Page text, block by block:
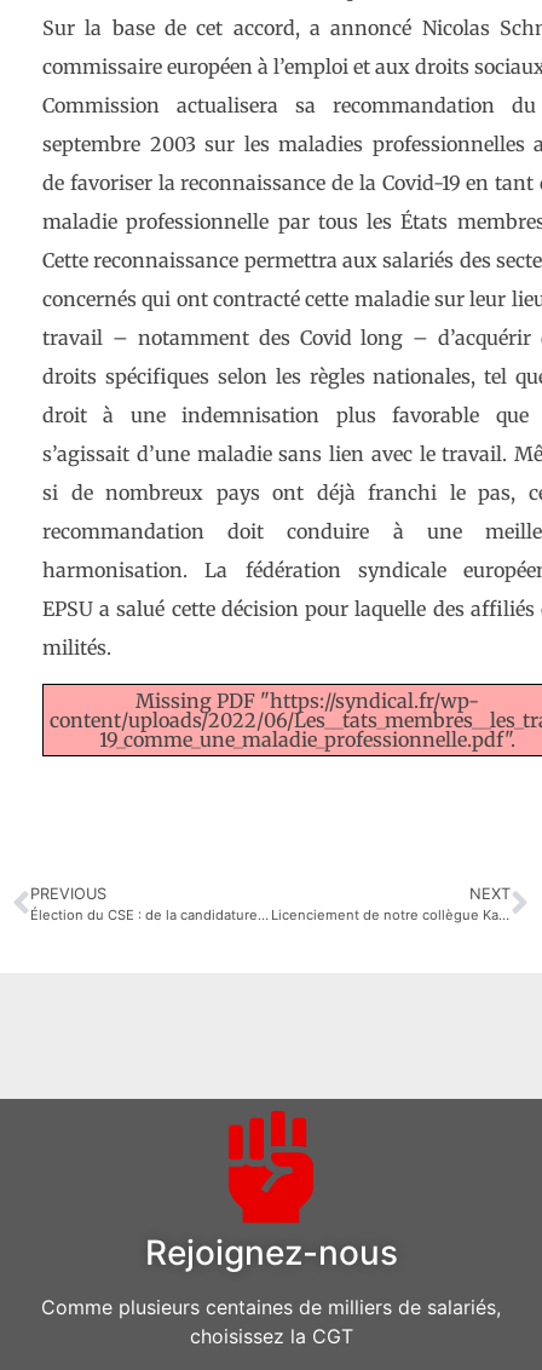
Sur la base de cet accord, a annoncé Nicolas
commissaire européen à l’emploi et aux droits
Commission actualisera sa recommandation
septembre 2003 sur les maladies professionnelles
de favoriser la reconnaissance de la Covid-19 en tant
maladie professionnelle par tous les États
Cette reconnaissance permettra aux salariés des
concernés qui ont contracté cette maladie sur leur
travail – notamment des Covid long – d’acquérir
droits spécifiques selon les règles nationales, tel
droit à une indemnisation plus favorable que
s’agissait d’une maladie sans lien avec le travail.
si de nombreux pays ont déjà franchi le pas,
recommandation doit conduire à une
harmonisation. La fédération syndicale
EPSU a salué cette décision pour laquelle des affiliés
milités.
Missing PDF "https://syndical.fr/wp-
content/uploads/2022/06/
19_comme_une_maladie_professionnelle.pdf".
PREVIOUS
Élection du CSE : de la candidature à l’exercice du mandat
NEXT
Licenciement de notre collègue Karim : Les Élus CFE-CGC au CSE Air Liquide IT rejettent la motion pour sa réintégration !
Rejoignez-nous
Comme plusieurs centaines de milliers de salariés,
choisissez la CGT